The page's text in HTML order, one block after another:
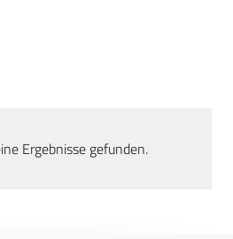
Ergebnisse gefunden.